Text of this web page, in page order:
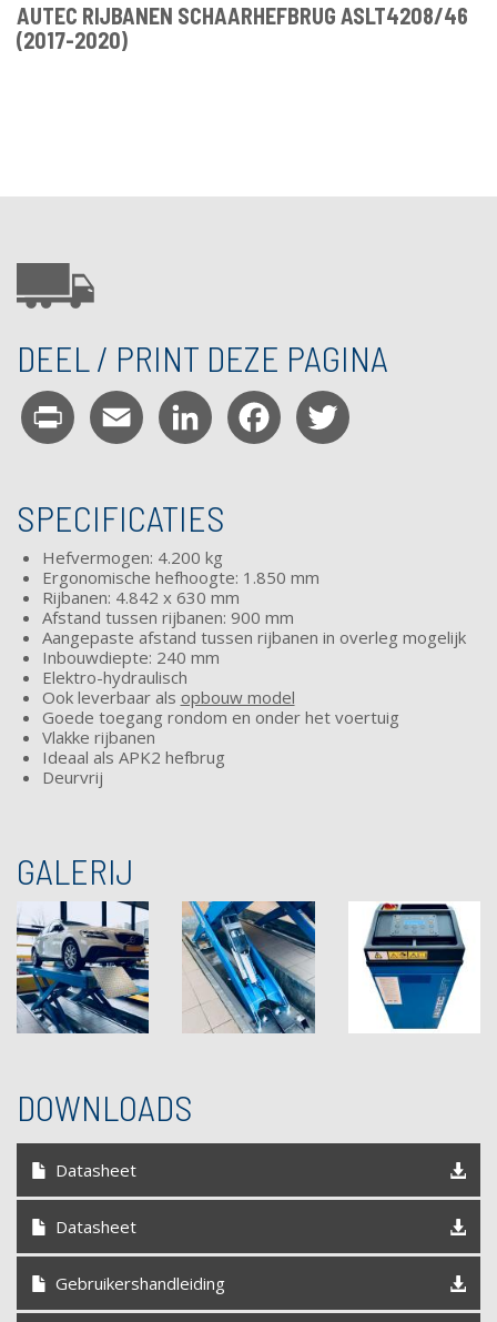
AUTEC RIJBANEN SCHAARHEFBRUG ASLT4208/46
(2017-2020)
DEEL / PRINT DEZE PAGINA
Print Email LinkedInFacebook
SPECIFICATIES
Hefvermogen: 4.200 kg
Ergonomische hefhoogte: 1.850 mm
Rijbanen: 4.842 x 630 mm
Afstand tussen rijbanen: 900 mm
Aangepaste afstand tussen rijbanen in overleg mogelijk
Inbouwdiepte: 240 mm
Elektro-hydraulisch
Ook leverbaar als opbouw model
Goede toegang rondom en onder het voertuig
Vlakke rijbanen
Ideaal als APK2 hefbrug
Deurvrij
GALERIJ
DOWNLOADS
Datasheet
Datasheet
Gebruikershandleiding